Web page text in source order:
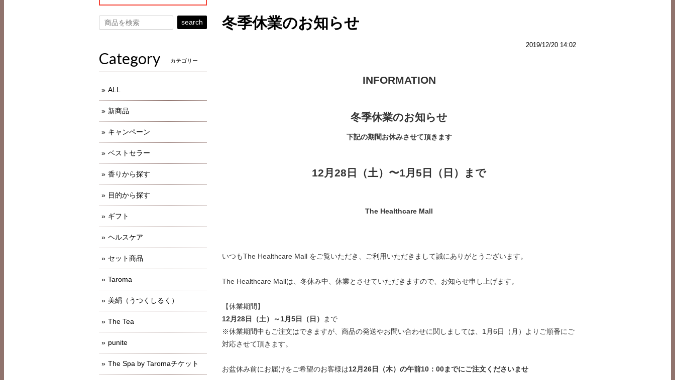
冬季休業のお知らせ
2019/12/20 14:02
INFORMATION
冬季休業のお知らせ
下記の期間お休みさせて頂きます
12月28日（土）〜1月5日（日）まで
The Healthcare Mall
いつもThe Healthcare Mall をご覧いただき、ご利用いただきまして誠にありがとうございます。
The Healthcare Mallは、冬休み中、休業とさせていただきますので、お知らせ申し上げます。
【休業期間】
12月28日（土）～1月5日（日）
まで
※休業期間中もご注文はできますが、商品の発送やお問い合わせに関しましては、1月6日（月）よりご順番にご
対応させて頂きます。
お盆休み前にお届けをご希望のお客様は12月26日 （木）の午前10：00までにご注文くださいませ
search
Category カテゴリー
ALL
新商品
キャンペーン
ベストセラー
香りから探す
目的から探す
ギフト
ヘルスケア
セット商品
Taroma
美絹（うつくしるく）
The Tea
punite
The Spa by Taromaチケット